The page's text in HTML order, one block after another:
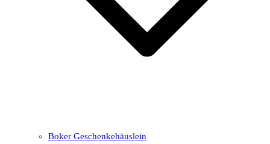
Boker Geschenkehäuslein